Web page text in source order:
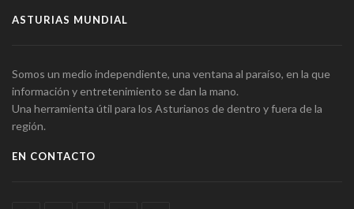
ASTURIAS MUNDIAL
Somos un medio independiente, una ventana al paraíso, en la que
información y entretenimiento se dan la mano.
Una herramienta útil para los Asturianos de dentro y fuera de la
región.
EN CONTACTO